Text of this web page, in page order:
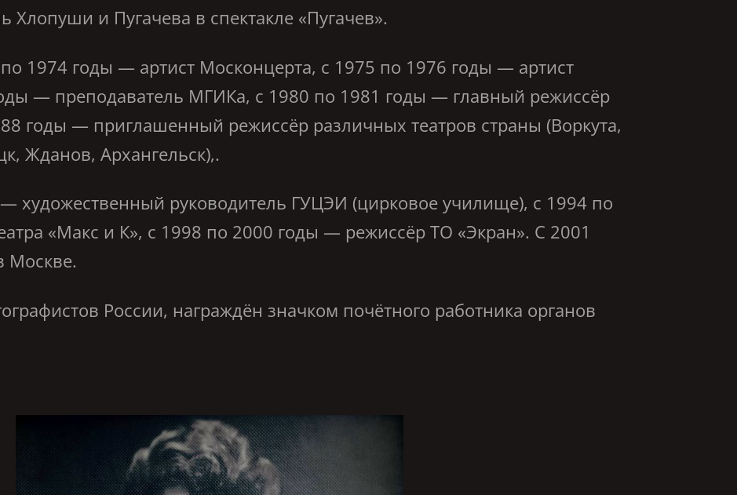
и Пугачева в спектакле «Пугачев».
1974 годы — артист Москонцерта, с 1975 по 1976 годы — артист
— преподаватель МГИКа, с 1980 по 1981 годы — главный режиссёр
годы — приглашенный режиссёр различных театров страны (Воркута,
Жданов, Архангельск),.
руководитель ГУЦЭИ (цирковое училище), с 1994 по
«Макс и К», с 1998 по 2000 годы — режиссёр ТО «Экран». С 2001
Москве.
России, награждён значком почётного работника органов